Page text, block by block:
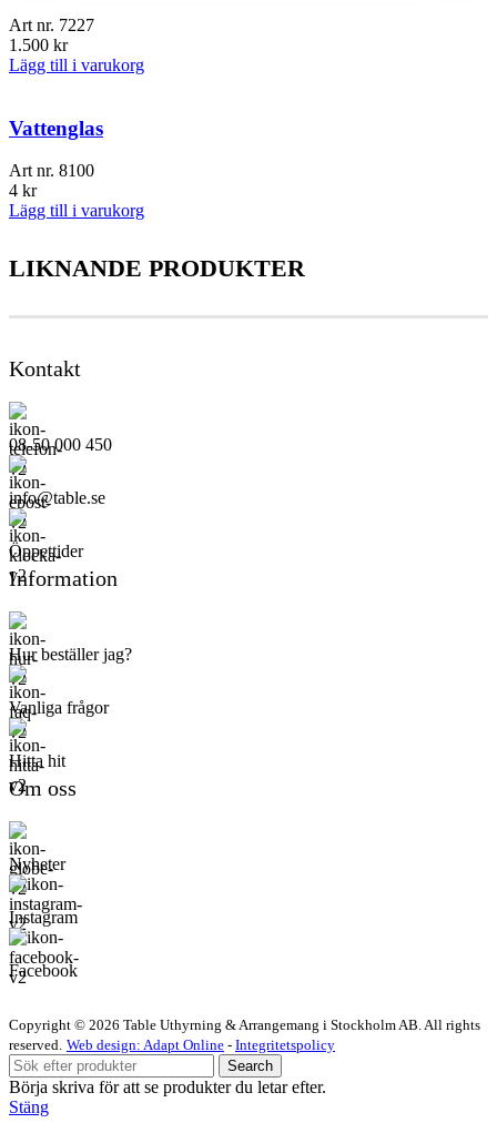
Art nr. 7227
1.500 kr
Lägg till i varukorg
Vattenglas
Art nr. 8100
4 kr
Lägg till i varukorg
LIKNANDE PRODUKTER
Kontakt
08-50 000 450
info@table.se
Öppettider
Information
Hur beställer jag?
Vanliga frågor
Hitta hit
Om oss
Nyheter
Instagram
Facebook
Copyright © 2026 Table Uthyrning & Arrangemang i Stockholm AB. All rights
reserved​​. Web design: Adapt Online - Integritetspolicy
Search
Börja skriva för att se produkter du letar efter.
Stäng